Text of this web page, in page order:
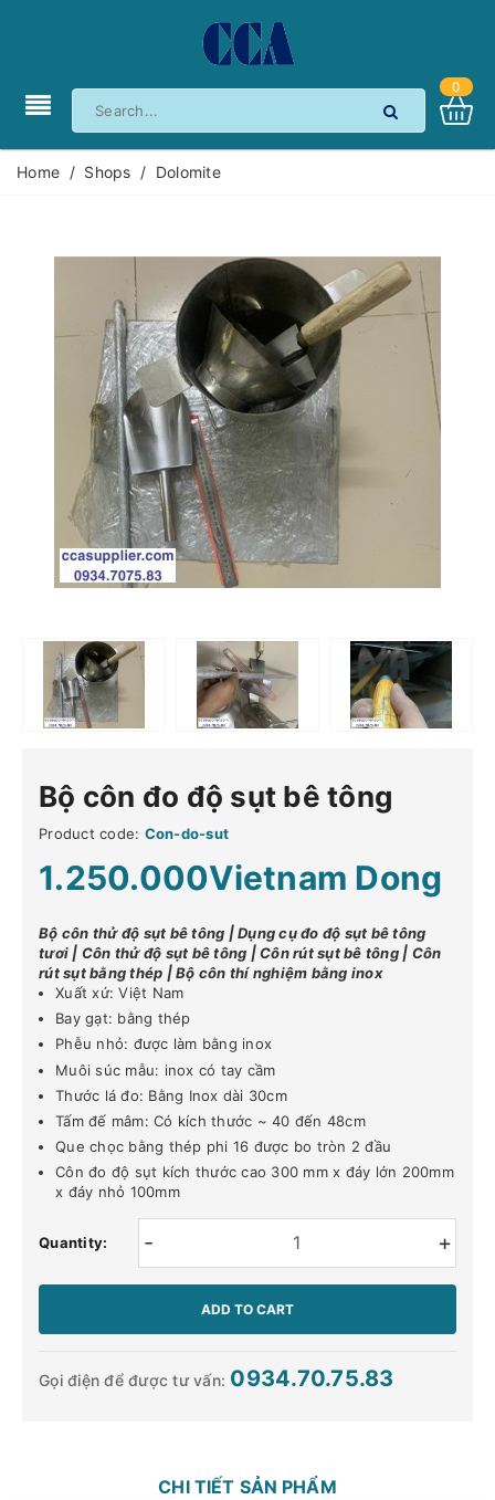
0
Home / Shops / Dolomite
Bộ côn đo độ sụt bê tông
Product code: Con-do-sut
1.250.000Vietnam Dong
Bộ côn thử độ sụt bê tông | Dụng cụ đo độ sụt bê tông
tươi | Côn thử độ sụt bê tông | Côn rút sụt bê tông | Côn
rút sụt bằng thép | Bộ côn thí nghiệm bằng inox
Xuất xứ: Việt Nam
Bay gạt: bằng thép
Phễu nhỏ: được làm bằng inox
Muôi súc mẫu: inox có tay cầm
Thước lá đo: Bằng Inox dài 30cm
Tấm đế mâm: Có kích thước ~ 40 đến 48cm
Que chọc bằng thép phi 16 được bo tròn 2 đầu
Côn đo độ sụt kích thước cao 300 mm x đáy lớn 200mm
x đáy nhỏ 100mm
Quantity: +
-
ADD TO CART
Gọi điện để được tư vấn: 0934.70.75.83
CHI TIẾT SẢN PHẨM